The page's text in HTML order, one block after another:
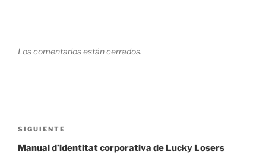
Los comentarios están cerrados.
de
entradas
Siguiente
entrada
SIGUIENTE
Manual d’identitat corporativa de Lucky Losers